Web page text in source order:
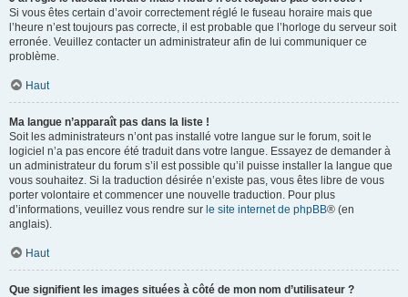
Si vous êtes certain d’avoir correctement réglé le fuseau horaire mais que
l’heure n’est toujours pas correcte, il est probable que l’horloge du serveur soit
erronée. Veuillez contacter un administrateur afin de lui communiquer ce
problème.
Haut
Ma langue n’apparaît pas dans la liste !
Soit les administrateurs n’ont pas installé votre langue sur le forum, soit le
logiciel n’a pas encore été traduit dans votre langue. Essayez de demander à
un administrateur du forum s’il est possible qu’il puisse installer la langue que
vous souhaitez. Si la traduction désirée n’existe pas, vous êtes libre de vous
porter volontaire et commencer une nouvelle traduction. Pour plus
d’informations, veuillez vous rendre sur le site internet de phpBB® (en
anglais).
Haut
Que signifient les images situées à côté de mon nom d’utilisateur ?